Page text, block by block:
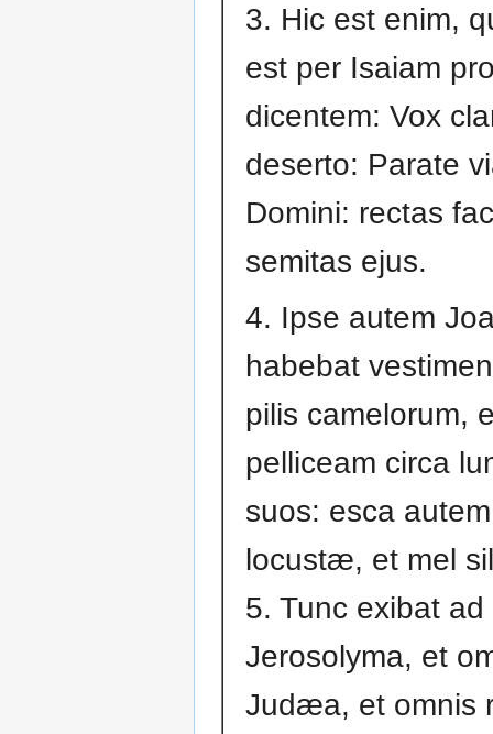
3. Hic est enim,
est per Isaiam
dicentem: Vox
deserto: Parate
Domini: rectas
semitas ejus.
4. Ipse autem
habebat
pilis camelorum,
pelliceam circa
suos: esca
locustæ, et mel
5. Tunc exibat ad
Jerosolyma, et
Judæa, et omnis